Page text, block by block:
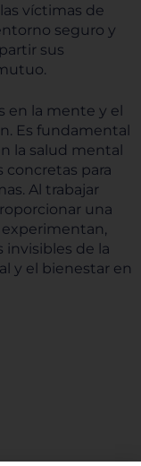
víctimas de
seguro y
sus
en la mente y el
Es fundamental
la salud mental
concretas para
Al trabajar
una
invisibles de la
y el bienestar en